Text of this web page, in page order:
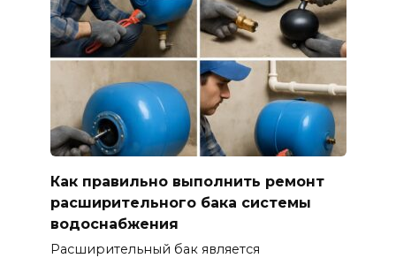
Как правильно выполнить ремонт
расширительного бака системы
водоснабжения
Расширительный бак является